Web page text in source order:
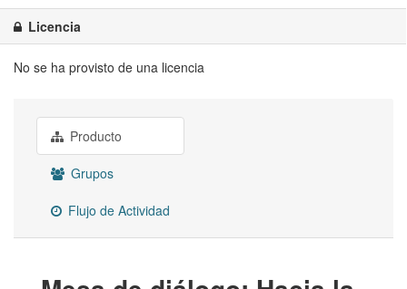
Licencia
No se ha provisto de una licencia
Producto
Grupos
Flujo de Actividad